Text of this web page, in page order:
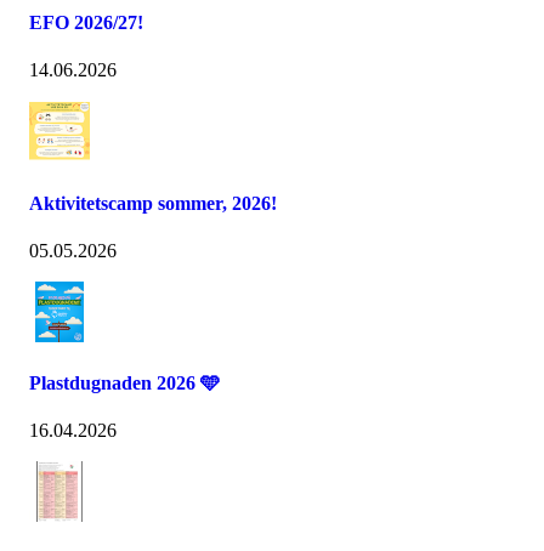
EFO 2026/27!
14.06.2026
Aktivitetscamp sommer, 2026!
05.05.2026
Plastdugnaden 2026 🩵
16.04.2026